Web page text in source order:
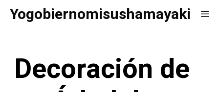
SaltarYogobiernomisushamayaki
Decoración de